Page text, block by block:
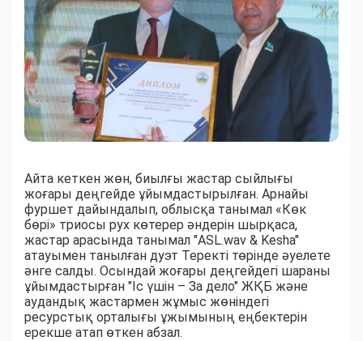
Айта кеткен жөн, биылғы жастар сыйлығы
жоғары деңгейде ұйымдастырылған. Арнайы
фуршет дайындалып, облысқа танымал «Көк
бөрі» триосы рух көтерер әндерін шырқаса,
жастар арасында танымал "ASL.wav & Kesha"
атауымен танылған дуэт Теректі төрінде әуелете
әнге салды. Осындай жоғары деңгейдегі шараны
ұйымдастырған "Іс үшін – За дело" ЖҚБ және
аудандық жастармен жұмыс жөніндегі
ресурстық орталығы ұжымының еңбектерін
ерекше атап өткен абзал.